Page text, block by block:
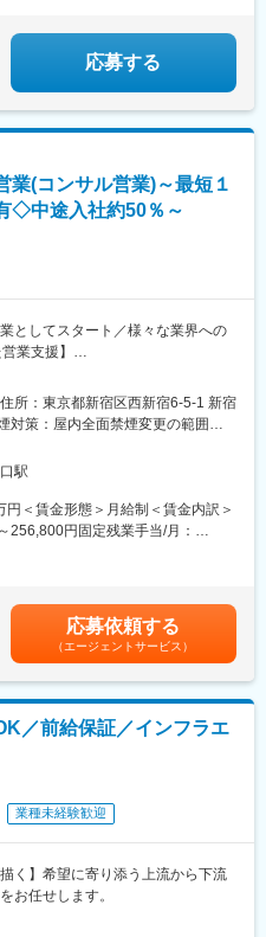
島町駅、熊本駅前駅、鹿児島駅前
橋駅、新宿西口駅、反町駅、羽田空
ール・ＡＮＡ利用)、西武新宿駅、
県)、大阪駅、高速神戸駅、三宮駅
、南堀端駅、二本木口駅、桜島桟
駅、桐生駅、栃木駅、小山駅、札
(北海道)、青森駅、一ノ関駅、遠野
横手駅、あおば通駅、泉中央駅、
形駅、寒河江駅、酒田駅、福島駅
駅、郡山富田駅、白河駅、名鉄名古
駅、野々市工大前駅、小松駅、亀
燕三条駅、東三条駅、篠ノ井駅、
岡駅、新高岡駅、魚津駅、福井城
岐阜駅、高山駅、名鉄岐阜駅、大
新町駅、鈴鹿市駅、播磨駅、草津
近鉄奈良駅、大和西大寺駅、大和八
後藤駅、弓ケ浜駅、鳥取駅、松江
綾川駅、松山駅(愛媛県)、今治駅、
)、久留米駅、原田駅(福岡県)、行
)、長崎駅前駅、大分駅、賀来駅、
都城駅、鹿児島駅、谷山駅(鹿児島
前駅(沖縄県)、おもろまち駅、都庁
・第２ターミナル駅(京急)、新大久
宇都宮駅東口駅、金沢駅、市役所
、葭川公園駅、野田市駅、市川駅、
駅、函館駅前駅、仙台駅(地下鉄)、
観音駅、新豊橋駅、豊川稲荷駅、
三宮駅(神戸新交通)、西宮駅、山陽
、三本松口駅、電鉄出雲市駅、祇
町駅、熊本駅前駅、鹿児島駅前
駅、新宿西口駅、反町駅、羽田空
ール・ＡＮＡ利用)、西武新宿駅、
町駅、日吉町駅、三島田町駅、七
(福井県)、大阪難波駅、猿猴橋町
、東新宿駅、高島町駅、県庁前駅
駅、北１２条駅、松風町駅、仙台
県)、大阪駅、高速神戸駅、三宮駅
応募する
業(コンサル営業)～最短１
◇中途入社約50％～
としてスタート／様々な業界への
業支援】
ながら営業戦略の立案→実行→改
代行ではなく企業の営業チームの
築きながら持続的な成果を創出し
。
SaaS系スタートアップまで多岐に
直結する支援ができ、社会に与え
案件に対し、営業戦略の立案・実
。
を想定
営業課題や目指す姿をディスカッ
施策の提案
たな施策を継続的に提案
客の事業成長に貢献
所：東京都新宿区西新宿6-5-1 新宿
対策：屋内全面禁煙変更の範囲：
ワーク含む）
駅
＜賃金形態＞月給制＜賃金内訳＞
256,800円固定残業手当/月：
いたします。■給与改定 年1回（7
※昨年支給実績2回■インセンティ
安の金額であり、選考を通じて上
(月額)は固定手当を含めた表記で
応募依頼する
（エージェントサービス）
／前給保証／インフラエ
業種未経験歓迎
く】希望に寄り添う上流から下流
お任せします。